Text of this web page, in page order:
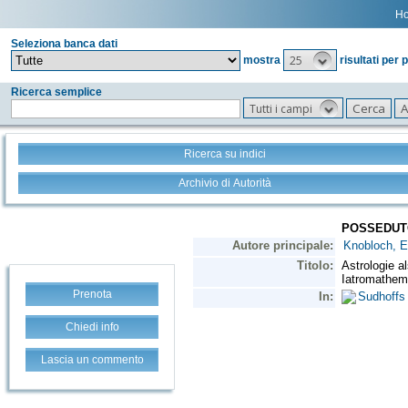
Seleziona banca dati
mostra
25 risultati per
Ricerca semplice
Tutti i campi
Ricerca su indici
Archivio di Autorità
Prenota
Chiedi info
Lascia un commento